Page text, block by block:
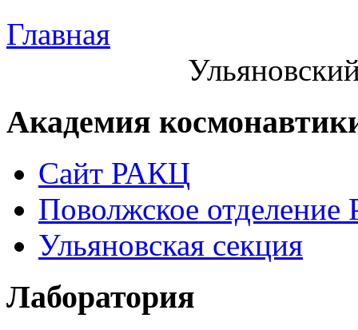
Главная
Академия
Сайт РАКЦ
Поволжское
Ульяновская секция
Лаборатория